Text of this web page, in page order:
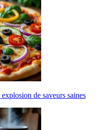
de saveurs saines